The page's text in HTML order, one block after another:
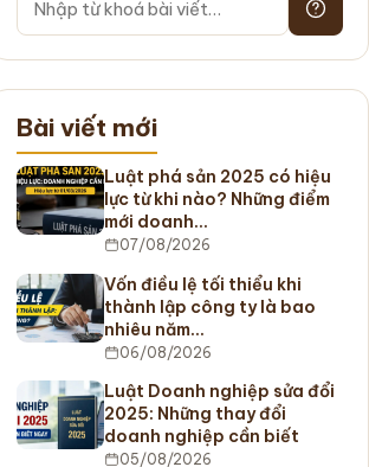
Bài viết mới
Luật phá sản 2025 có hiệu
lực từ khi nào? Những điểm
mới doanh…
07/08/2026
Vốn điều lệ tối thiểu khi
thành lập công ty là bao
nhiêu năm…
06/08/2026
Luật Doanh nghiệp sửa đổi
2025: Những thay đổi
doanh nghiệp cần biết
05/08/2026